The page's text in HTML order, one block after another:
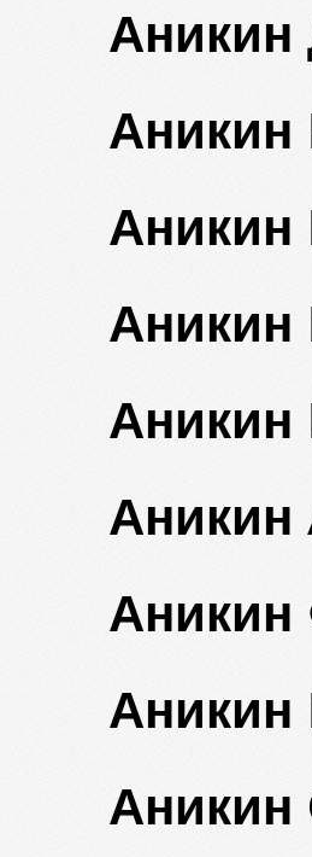
Аникин
Аникин
Аникин
Аникин
Аникин
Аникин
Аникин
Аникин
Аникин